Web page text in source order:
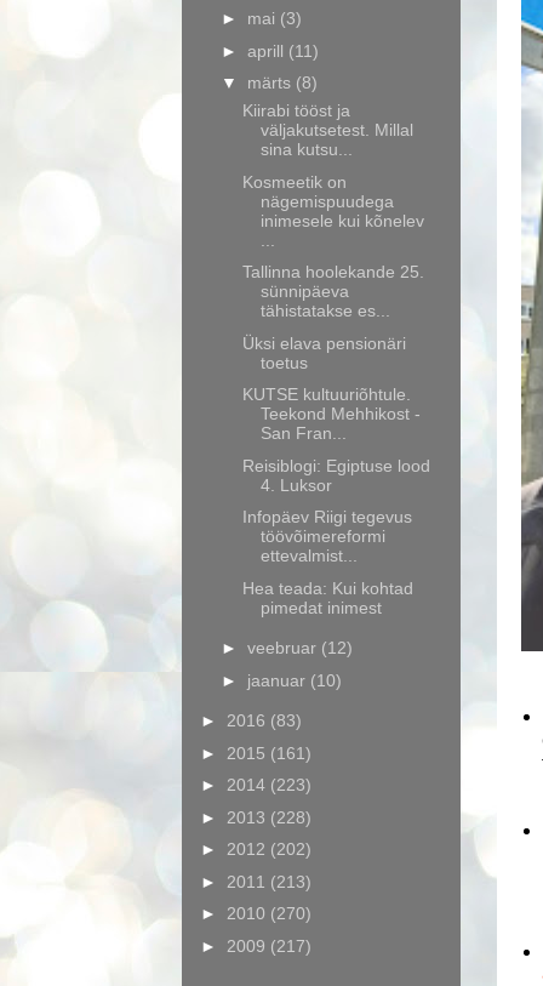
► mai (3)
► aprill (11)
▼ märts (8)
Kiirabi tööst ja
väljakutsetest. Millal
sina kutsu...
Kosmeetik on
nägemispuudega
inimesele kui kõnelev
Tallinna hoolekande 25.
sünnipäeva
tähistatakse es...
Üksi elava pensionäri
toetus
KUTSE kultuuriõhtule.
Teekond Mehhikost -
San Fran...
Reisiblogi: Egiptuse lood
4. Luksor
Infopäev Riigi tegevus
töövõimereformi
ettevalmist...
Hea teada: Kui kohtad
pimedat inimest
► veebruar (12)
► jaanuar (10)
► 2016 (83)
► 2015 (161)
► 2014 (223)
► 2013 (228)
► 2012 (202)
► 2011 (213)
► 2010 (270)
► 2009 (217)